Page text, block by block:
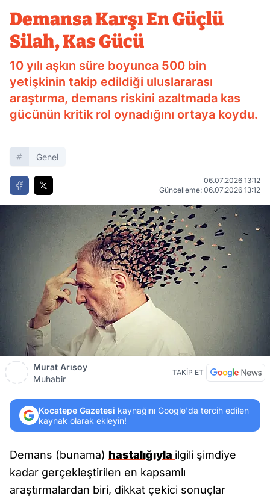
Demansa Karşı En Güçlü
Silah, Kas Gücü
10 yılı aşkın süre boyunca 500 bin
yetişkinin takip edildiği uluslararası
araştırma, demans riskini azaltmada kas
gücünün kritik rol oynadığını ortaya koydu.
Genel
06.07.2026 13:12
Güncelleme: 06.07.2026 13:12
Murat Arısoy
Muhabir
TAKİP ET
Kocatepe Gazetesi kaynağını Google'da tercih edilen
kaynak olarak ekleyin!
Demans (bunama) hastalığıyla ilgili şimdiye
kadar gerçekleştirilen en kapsamlı
araştırmalardan biri, dikkat çekici sonuçlar